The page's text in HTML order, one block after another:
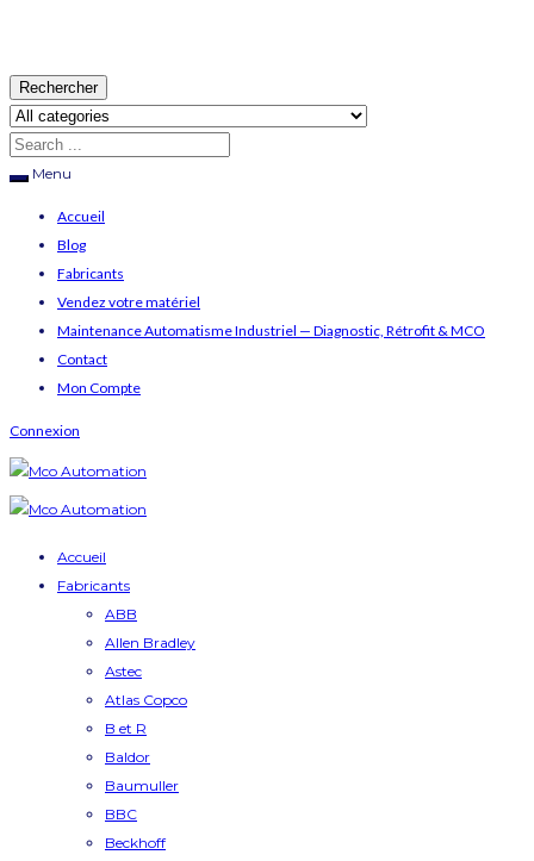
Rechercher
Menu
Accueil
Blog
Fabricants
Vendez votre matériel
Maintenance Automatisme Industriel — Diagnostic, Rétrofit & MCO
Contact
Mon Compte
Connexion
Accueil
Fabricants
ABB
Allen Bradley
Astec
Atlas Copco
B et R
Baldor
Baumuller
BBC
Beckhoff